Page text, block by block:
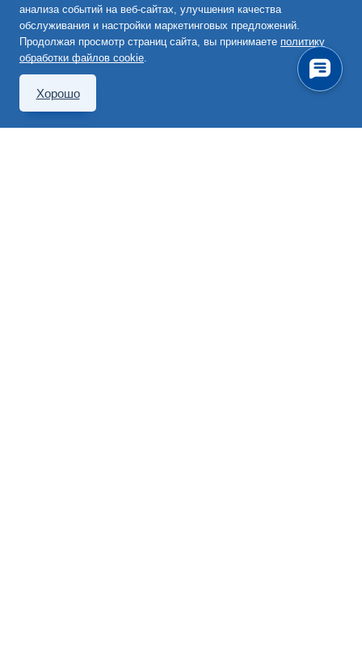
анализа событий на веб-сайтах, улучшения качества
обслуживания и настройки маркетинговых предложений.
Продолжая просмотр страниц сайта, вы принимаете политику
обработки файлов cookie.
Хорошо